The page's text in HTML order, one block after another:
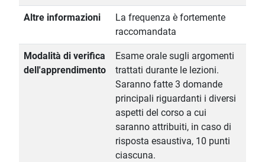
Altre informazioni
La frequenza è fortemente
raccomandata
Modalità di verifica
dell'apprendimento
Esame orale sugli argomenti
trattati durante le lezioni.
Saranno fatte 3 domande
principali riguardanti i diversi
aspetti del corso a cui
saranno attribuiti, in caso di
risposta esaustiva, 10 punti
ciascuna.